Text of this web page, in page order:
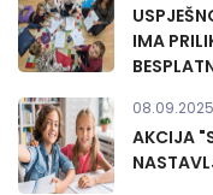
IMA
AKCIJA